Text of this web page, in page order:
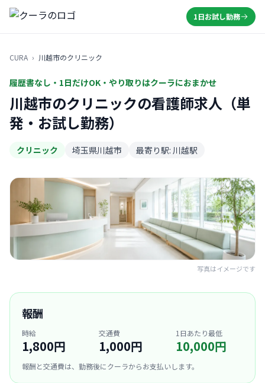
1日お試し勤務
CURA › 川越市のクリニック
履歴書なし・1日だけOK・やり取りはクーラにおまかせ
川越市のクリニックの看護師求人（単
発・お試し勤務）
クリニック 埼玉県川越市 最寄り駅: 川越駅
写真はイメージです
報酬
時給
1,800円
交通費
1,000円
1日あたり最低
10,000円
報酬と交通費は、勤務後にクーラからお支払いします。